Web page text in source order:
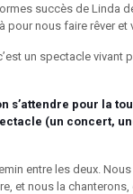
succès de Linda
pour nous faire rêver et
un spectacle vivant
s’attendre pour la
(un concert,
entre les deux.
et nous la chanterons,